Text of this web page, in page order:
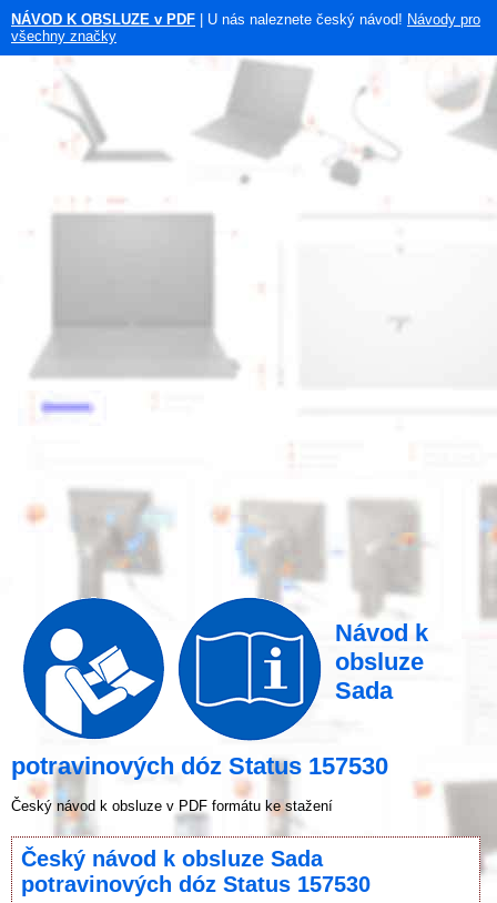
NÁVOD K OBSLUZE v PDF | U nás naleznete český návod! Návody pro
všechny značky
Návod k
obsluze
Sada
potravinových dóz Status 157530
Český návod k obsluze v PDF formátu ke stažení
Český návod k obsluze Sada
potravinových dóz Status 157530